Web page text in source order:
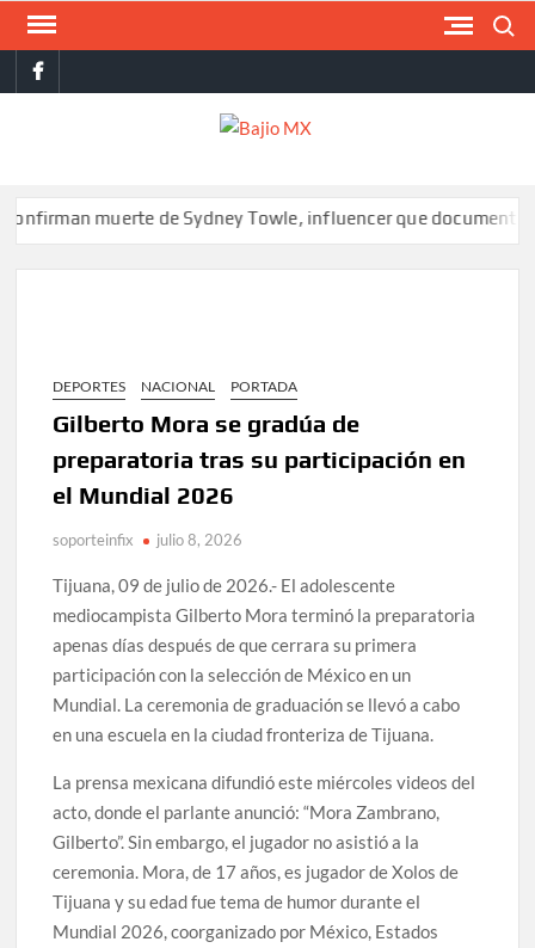
Saltar
contenidofacebook
muerte de Sydney Towle, influencer que documentó su
DEPORTES NACIONAL PORTADA
Gilberto Mora se gradúa de
preparatoria tras su participación en
el Mundial 2026
soporteinfix julio 8, 2026
Tijuana, 09 de julio de 2026.- El adolescente
mediocampista Gilberto Mora terminó la preparatoria
apenas días después de que cerrara su primera
participación con la selección de México en un
Mundial. La ceremonia de graduación se llevó a cabo
en una escuela en la ciudad fronteriza de Tijuana.
La prensa mexicana difundió este miércoles videos del
acto, donde el parlante anunció: “Mora Zambrano,
Gilberto”. Sin embargo, el jugador no asistió a la
ceremonia. Mora, de 17 años, es jugador de Xolos de
Tijuana y su edad fue tema de humor durante el
Mundial 2026, coorganizado por México, Estados